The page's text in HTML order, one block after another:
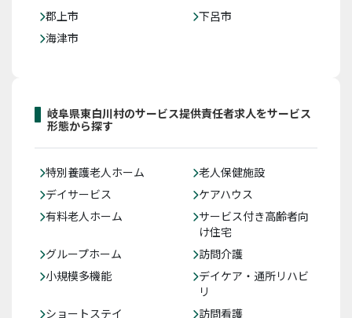
郡上市
下呂市
海津市
岐阜県東白川村のサービス提供責任者求人をサービス
形態から探す
特別養護老人ホーム
老人保健施設
デイサービス
ケアハウス
有料老人ホーム
サービス付き高齢者向
け住宅
グループホーム
訪問介護
小規模多機能
デイケア・通所リハビ
リ
ショートステイ
訪問看護